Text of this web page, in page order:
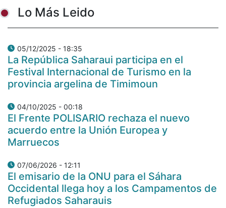
Lo Más Leido
05/12/2025 - 18:35
La República Saharaui participa en el
Festival Internacional de Turismo en la
provincia argelina de Timimoun
04/10/2025 - 00:18
El Frente POLISARIO rechaza el nuevo
acuerdo entre la Unión Europea y
Marruecos
07/06/2026 - 12:11
El emisario de la ONU para el Sáhara
Occidental llega hoy a los Campamentos de
Refugiados Saharauis